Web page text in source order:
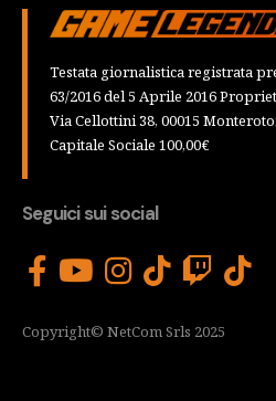
Testata giornalistica registrata
63/2016 del 5 Aprile 2016
Via Cellottini 38, 00015
Capitale Sociale 100,00€
Seguici sui social
Copyright© NetCom Srls 2025